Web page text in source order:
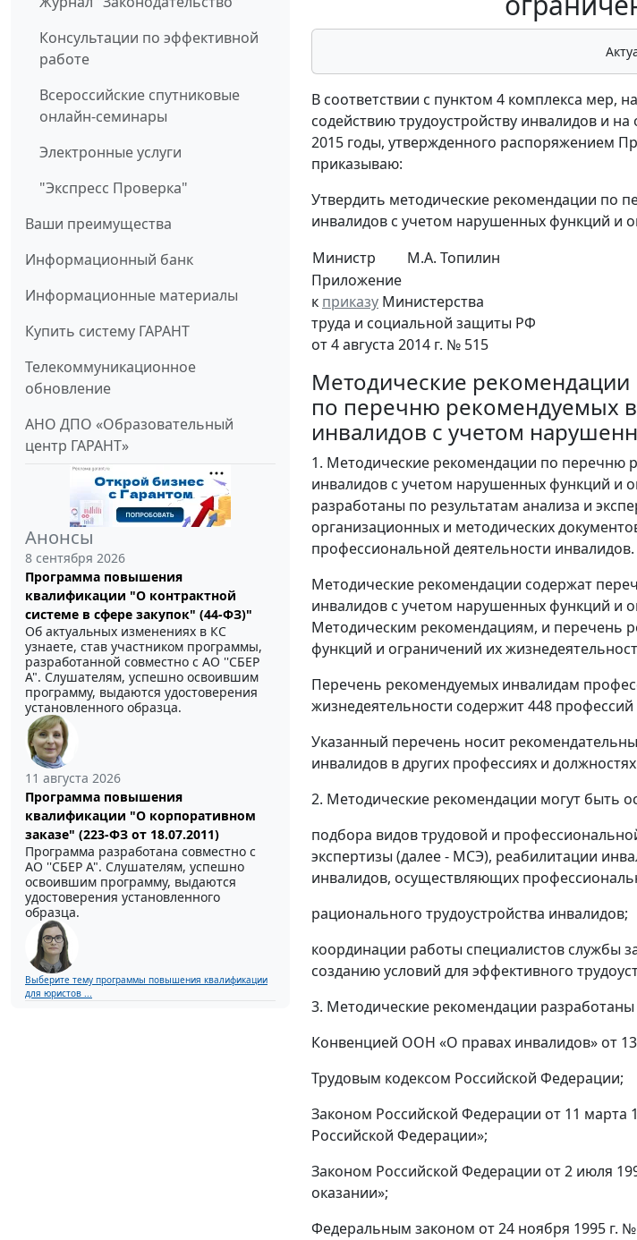
Консультации по эффективной
работе
Всероссийские спутниковые
онлайн-семинары
Электронные услуги
"Экспресс Проверка"
Ваши преимущества
Информационный банк
Информационные материалы
Купить систему ГАРАНТ
Телекоммуникационное
обновление
АНО ДПО «Образовательный
центр ГАРАНТ»
Анонсы
8 сентября 2026
Программа повышения
квалификации "О контрактной
системе в сфере закупок" (44-ФЗ)"
Об актуальных изменениях в КС
узнаете, став участником программы,
разработанной совместно с АО ''СБЕР
А". Слушателям, успешно освоившим
программу, выдаются удостоверения
установленного образца.
11 августа 2026
Программа повышения
квалификации "О корпоративном
заказе" (223-ФЗ от 18.07.2011)
Программа разработана совместно с
АО ''СБЕР А". Слушателям, успешно
освоившим программу, выдаются
удостоверения установленного
образца.
Выберите тему программы повышения квалификации
для юристов ...
В соответствии с пунктом 4 комплекса
содействию трудоустройству инвалидов и
2015 годы, утвержденного распоряжением
приказываю:
Утвердить методические рекомендации по
инвалидов с учетом нарушенных функций и
Министр
М.А. Топилин
Приложение
к приказу Министерства
труда и социальной защиты РФ
от 4 августа 2014 г. № 515
Методические рекомендации
по перечню рекомендуемых
инвалидов с учетом
1. Методические рекомендации по перечню
инвалидов с учетом нарушенных функций и
разработаны по результатам анализа и
организационных и методических
профессиональной деятельности инвалидов.
Методические рекомендации содержат
инвалидов с учетом нарушенных функций и
Методическим рекомендациям, и перечень
функций и ограничений их
Перечень рекомендуемых инвалидам
жизнедеятельности содержит 448
Указанный перечень носит
инвалидов в других профессиях и
2. Методические рекомендации могут быть
подбора видов трудовой и
экспертизы (далее - МСЭ), реабилитации
инвалидов, осуществляющих
рационального трудоустройства инвалидов;
координации работы специалистов службы
созданию условий для эффективного
3. Методические рекомендации разработаны
Конвенцией ООН «О правах инвалидов» от 13
Трудовым кодексом Российской Федерации;
Законом Российской Федерации от 11 марта
Российской Федерации»;
Законом Российской Федерации от 2 июля
оказании»;
Федеральным законом от 24 ноября 1995 г.